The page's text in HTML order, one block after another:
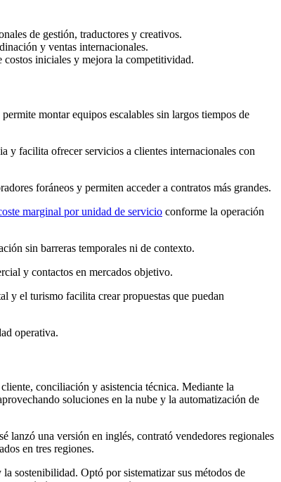
de gestión, traductores y creativos.
y ventas internacionales.
costos iniciales y mejora la competitividad.
montar equipos escalables sin largos tiempos de
y facilita ofrecer servicios a clientes internacionales con
foráneos y permiten acceder a contratos más grandes.
marginal por unidad de servicio conforme la operación
sin barreras temporales ni de contexto.
y contactos en mercados objetivo.
y el turismo facilita crear propuestas que puedan
operativa.
conciliación y asistencia técnica. Mediante la
soluciones en la nube y la automatización de
lanzó una versión en inglés, contrató vendedores regionales
en tres regiones.
sostenibilidad. Optó por sistematizar sus métodos de